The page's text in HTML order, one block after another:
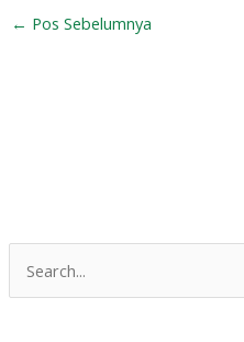
← Pos Sebelumnya
a